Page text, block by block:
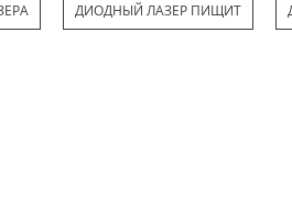
ДИОДНЫЙ ЛАЗЕР ПИЩИТ